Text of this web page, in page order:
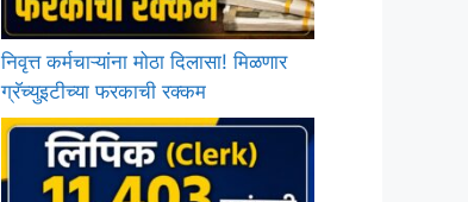
निवृत्त कर्मचाऱ्यांना मोठा दिलासा! मिळणार
ग्रॅच्युइटीच्या फरकाची रक्कम